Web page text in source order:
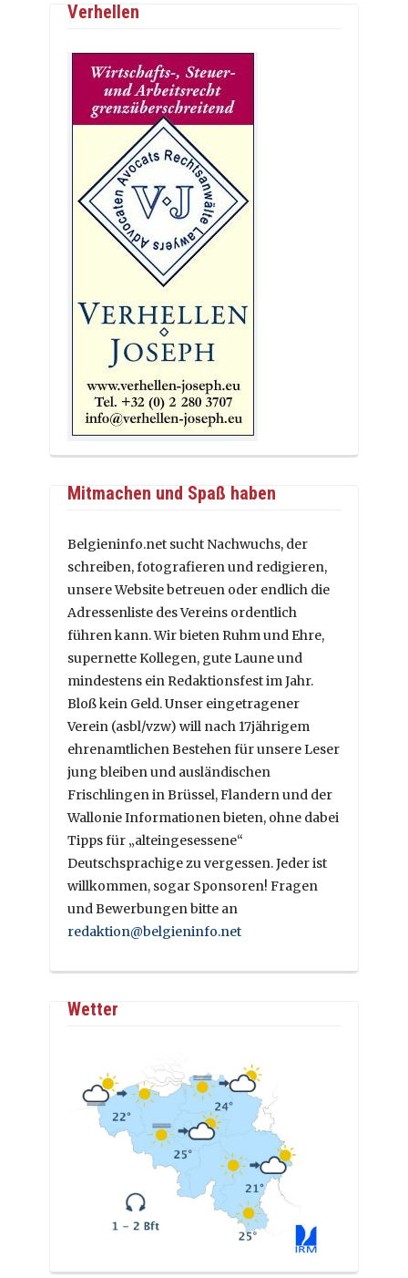
Verhellen
Mitmachen und Spaß haben
Belgieninfo.net sucht Nachwuchs, der
schreiben, fotografieren und redigieren,
unsere Website betreuen oder endlich die
Adressenliste des Vereins ordentlich
führen kann. Wir bieten Ruhm und Ehre,
supernette Kollegen, gute Laune und
mindestens ein Redaktionsfest im Jahr.
Bloß kein Geld. Unser eingetragener
Verein (asbl/vzw) will nach 17jährigem
ehrenamtlichen Bestehen für unsere Leser
jung bleiben und ausländischen
Frischlingen in Brüssel, Flandern und der
Wallonie Informationen bieten, ohne dabei
Tipps für „alteingesessene“
Deutschsprachige zu vergessen. Jeder ist
willkommen, sogar Sponsoren! Fragen
und Bewerbungen bitte an
redaktion@belgieninfo.net
Wetter